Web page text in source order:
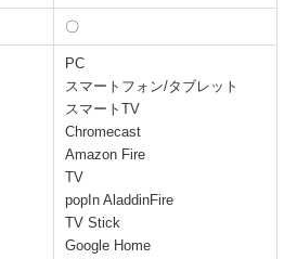
〇
PC
スマートフォン/タブレット
スマートTV
Chromecast
Amazon Fire
TV
popIn AladdinFire
TV Stick
Google Home